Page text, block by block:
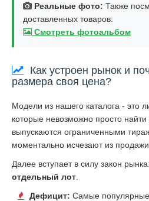
Реальные фото: Также
доставленных товаров:
Смотреть фотоальбом
Как устроен рынок и
размера своя цена?
Модели из нашего каталога - это
которые невозможно просто
выпускаются ограниченными
моментально исчезают из
Далее вступает в силу закон рынка:
отдельный лот
Дефицит: Самые